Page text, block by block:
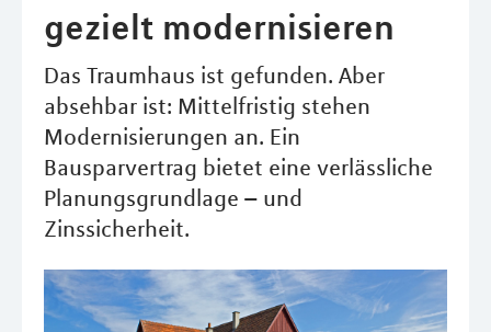
gezielt modernisieren
Das Traumhaus ist gefunden. Aber
absehbar ist: Mittelfristig stehen
Modernisierungen an. Ein
Bausparvertrag bietet eine verlässliche
Planungsgrundlage – und
Zinssicherheit.